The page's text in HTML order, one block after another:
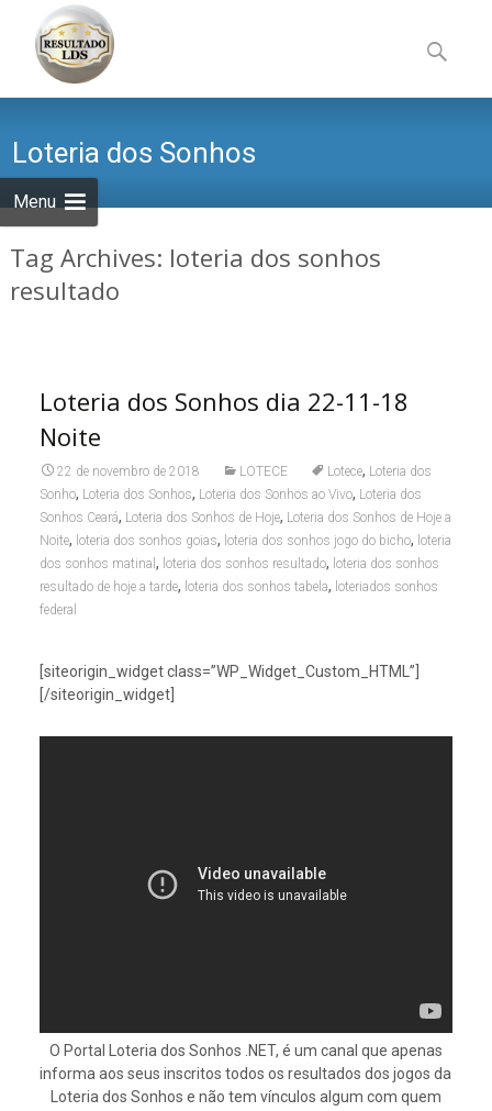
Menu
to
content
por:
Loteria dos Sonhos
Tag Archives: loteria dos sonhos
resultado
Loteria dos Sonhos dia 22-11-18
Noite
22 de novembro de 2018 LOTECE Lotece, Loteria dos
Sonho, Loteria dos Sonhos, Loteria dos Sonhos ao Vivo, Loteria dos
Sonhos Ceará, Loteria dos Sonhos de Hoje, Loteria dos Sonhos de Hoje a
Noite, loteria dos sonhos goias, loteria dos sonhos jogo do bicho, loteria
dos sonhos matinal , loteria dos sonhos resultado, loteria dos sonhos
resultado de hoje a tarde, loteria dos sonhos tabela, loteriados sonhos
federal
[siteorigin_widget class=”WP_Widget_Custom_HTML”]
[/siteorigin_widget]
O Portal Loteria dos Sonhos .NET, é um canal que apenas
informa aos seus inscritos todos os resultados dos jogos da
Loteria dos Sonhos e não tem vínculos algum com quem